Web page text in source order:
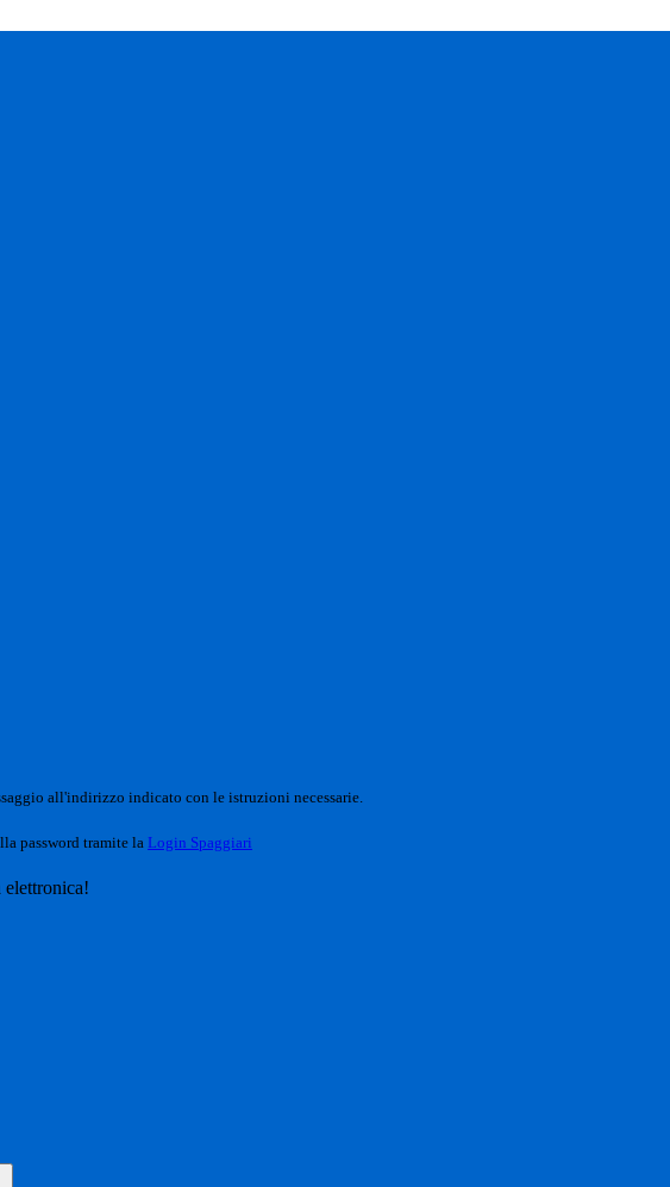
all'indirizzo indicato con le istruzioni necessarie.
password tramite la Login Spaggiari
elettronica!